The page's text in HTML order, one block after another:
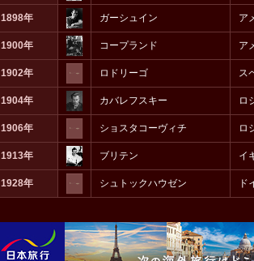
1898年 ガーシュイン ア
1900年 コープランド ア
1902年 ロドリーゴ ス
1904年 カバレフスキー ロ
1906年 ショスタコーヴィチ ロ
1913年 ブリテン イ
1928年 シュトックハウゼン ド